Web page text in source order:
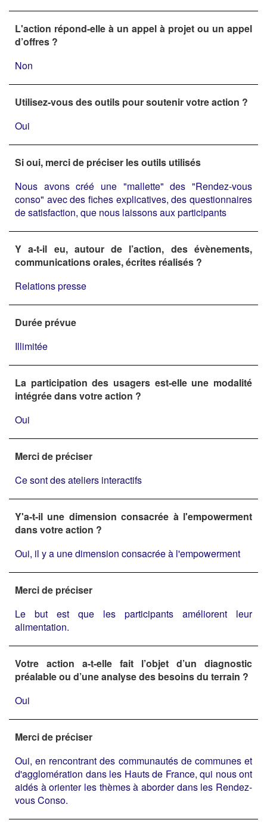
L'action répond-elle à un appel à projet ou un appel
d’offres ?
Non
Utilisez-vous des outils pour soutenir votre action ?
Oui
Si oui, merci de préciser les outils utilisés
Nous avons créé une "mallette" des "Rendez-vous
conso" avec des fiches explicatives, des questionnaires
de satisfaction, que nous laissons aux participants
Y a-t-il eu, autour de l’action, des évènements,
communications orales, écrites réalisés ?
Relations presse
Durée prévue
Illimitée
La participation des usagers est-elle une modalité
intégrée dans votre action ?
Oui
Merci de préciser
Ce sont des ateliers interactifs
Y'a-t-il une dimension consacrée à l'empowerment
dans votre action ?
Oui, il y a une dimension consacrée à l'empowerment
Merci de préciser
Le but est que les participants améliorent leur
alimentation.
Votre action a-t-elle fait l’objet d’un diagnostic
préalable ou d’une analyse des besoins du terrain ?
Oui
Merci de préciser
Oui, en rencontrant des communautés de communes et
d'agglomération dans les Hauts de France, qui nous ont
aidés à orienter les thèmes à aborder dans les Rendez-
vous Conso.